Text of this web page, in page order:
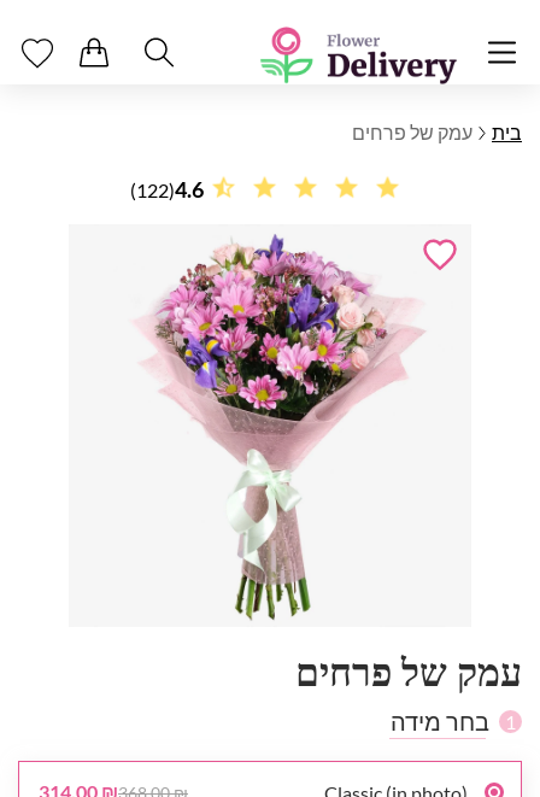
בית עמק של פרחים
4.6
(122)
עמק של פרחים
1 בחר מידה
314.00 ₪368.00 ₪